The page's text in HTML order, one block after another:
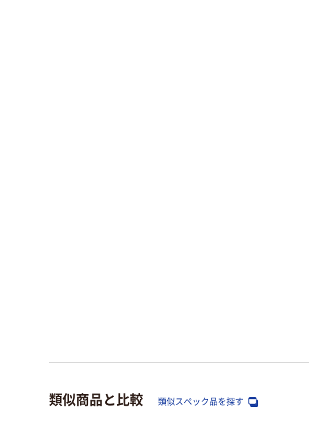
類似商品と比較 類似スペック品を探す